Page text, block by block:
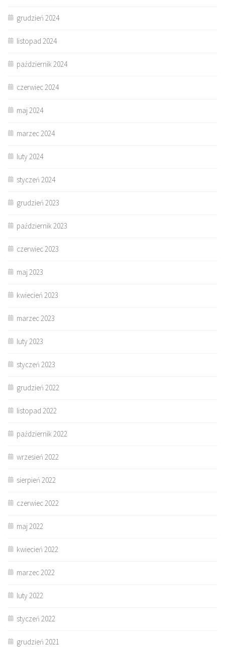
grudzień 2024
listopad 2024
październik 2024
czerwiec 2024
maj 2024
marzec 2024
luty 2024
styczeń 2024
grudzień 2023
październik 2023
czerwiec 2023
maj 2023
kwiecień 2023
marzec 2023
luty 2023
styczeń 2023
grudzień 2022
listopad 2022
październik 2022
wrzesień 2022
sierpień 2022
czerwiec 2022
maj 2022
kwiecień 2022
marzec 2022
luty 2022
styczeń 2022
grudzień 2021